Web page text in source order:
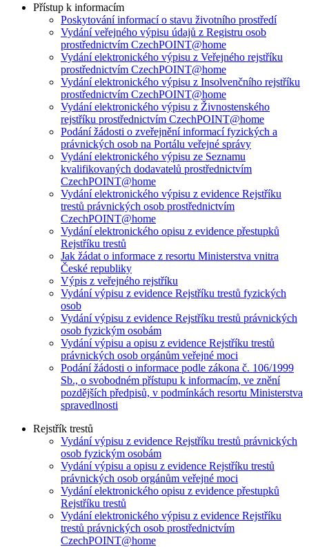
Přístup k informacím
Poskytování informací o stavu životního prostředí
Vydání veřejného výpisu údajů z Registru osob
prostřednictvím CzechPOINT@home
Vydání elektronického výpisu z Veřejného rejstříku
prostřednictvím CzechPOINT@home
Vydání elektronického výpisu z Insolvenčního rejstříku
prostřednictvím CzechPOINT@home
Vydání elektronického výpisu z Živnostenského
rejstříku prostřednictvím CzechPOINT@home
Podání žádosti o zveřejnění informací fyzických a
právnických osob na Portálu veřejné správy
Vydání elektronického výpisu ze Seznamu
kvalifikovaných dodavatelů prostřednictvím
CzechPOINT@home
Vydání elektronického výpisu z evidence Rejstříku
trestů právnických osob prostřednictvím
CzechPOINT@home
Vydání elektronického opisu z evidence přestupků
Rejstříku trestů
Jak žádat o informace z resortu Ministerstva vnitra
České republiky
Výpis z veřejného rejstříku
Vydání výpisu z evidence Rejstříku trestů fyzických
osob
Vydání výpisu z evidence Rejstříku trestů právnických
osob fyzickým osobám
Vydání výpisu a opisu z evidence Rejstříku trestů
právnických osob orgánům veřejné moci
Podání žádosti o informace podle zákona č. 106/1999
Sb., o svobodném přístupu k informacím, ve znění
pozdějších předpisů, v podmínkách resortu Ministerstva
spravedlnosti
Rejstřík trestů
Vydání výpisu z evidence Rejstříku trestů právnických
osob fyzickým osobám
Vydání výpisu a opisu z evidence Rejstříku trestů
právnických osob orgánům veřejné moci
Vydání elektronického opisu z evidence přestupků
Rejstříku trestů
Vydání elektronického výpisu z evidence Rejstříku
trestů právnických osob prostřednictvím
CzechPOINT@home